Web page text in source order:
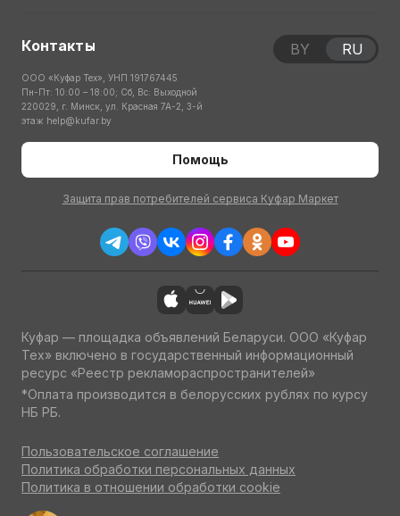
Контакты
ООО «Куфар Тех», УНП 191767445
Пн-Пт: 10:00 – 18:00; Сб, Вс: Выходной
220029, г. Минск, ул. Красная 7А-2, 3-й
этаж help@kufar.by
Помощь
Защита прав потребителей сервиса Куфар Маркет
BY RU
Куфар — площадка объявлений Беларуси. ООО «Куфар
Тех» включено в государственный информационный
ресурс «Реестр рекламораспространителей»
*Оплата производится в белорусских рублях по курсу
НБ РБ.
Пользовательское соглашение
Политика обработки персональных данных
Политика в отношении обработки cookie